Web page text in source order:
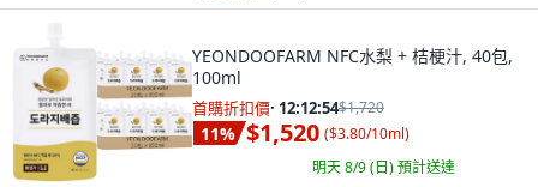
YEONDOOFARM NFC水梨 + 桔梗汁, 40包,
100ml
首購折扣價· 12:12:53$1,720
11% $1,520 ($3.80/10ml)
明天 8/9 (日)預計送達